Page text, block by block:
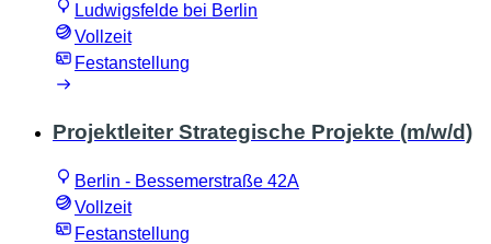
Ludwigsfelde bei Berlin
Vollzeit
Festanstellung
Projektleiter Strategische Projekte (m/w/d)
Berlin - Bessemerstraße 42A
Vollzeit
Festanstellung